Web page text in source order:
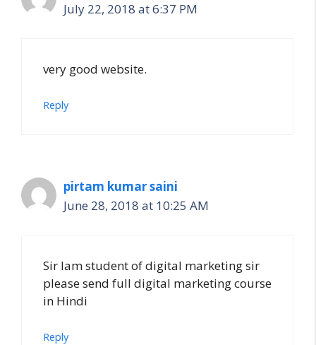
July 22, 2018 at 6:37 PM
very good website.
Reply
pirtam kumar saini
June 28, 2018 at 10:25 AM
Sir Iam student of digital marketing sir
please send full digital marketing course
in Hindi
Reply